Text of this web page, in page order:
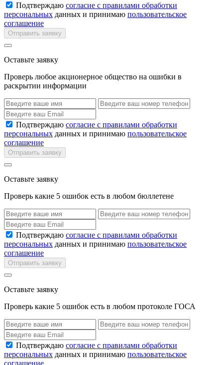
Подтверждаю согласие с правилами обработки
персональных данных и принимаю пользовательское
соглашение
Отправить заявку
Оставьте заявку
Проверь любое акционерное общество на ошибки в
раскрытии информации
Подтверждаю согласие с правилами обработки
персональных данных и принимаю пользовательское
соглашение
Отправить заявку
Оставьте заявку
Проверь какие 5 ошибок есть в любом бюллетене
Подтверждаю согласие с правилами обработки
персональных данных и принимаю пользовательское
соглашение
Отправить заявку
Оставьте заявку
Проверь какие 5 ошибок есть в любом протоколе ГОСА
Подтверждаю согласие с правилами обработки
персональных данных и принимаю пользовательское
соглашение